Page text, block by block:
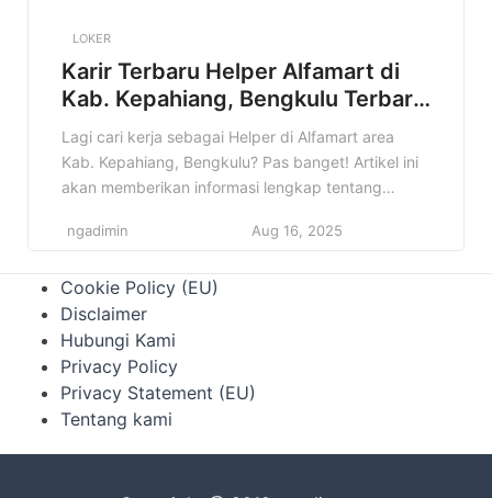
LOKER
Karir Terbaru Helper Alfamart di
Kab. Kepahiang, Bengkulu Terbaru
Tahun 2025
Lagi cari kerja sebagai Helper di Alfamart area
Kab. Kepahiang, Bengkulu? Pas banget! Artikel ini
akan memberikan informasi lengkap tentang
sedang kamu cari. Jangan lewatkan kesempatan
banget, apalagi kalau sesuai dengan minat dan
kualifikasi kamu. Nah, di artikel ini, kamu akan
menemukan […]
ngadimin Aug 16, 2025
Cookie Policy (EU)
Disclaimer
Hubungi Kami
Privacy Policy
Privacy Statement (EU)
Tentang kami